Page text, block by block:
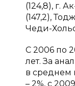
(124,8), г.
(147,2),
Чеди-
C 2006 по
лет. За
в среднем
– 2%, с 2009